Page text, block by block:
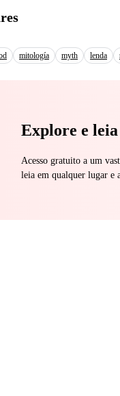
mitología myth lenda
Explore e leia
Acesso gratuito a um
leia em qualquer lugar e